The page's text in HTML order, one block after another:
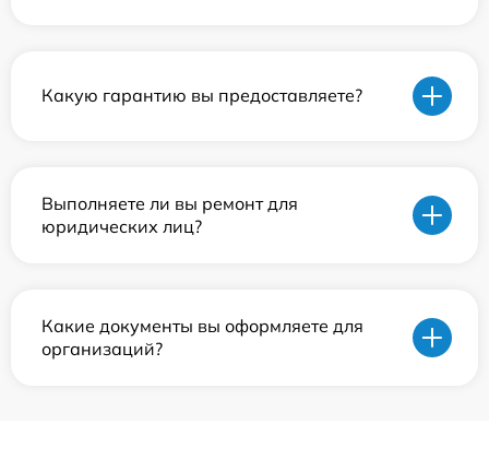
Какую гарантию вы предоставляете?
Выполняете ли вы ремонт для
юридических лиц?
Какие документы вы оформляете для
организаций?